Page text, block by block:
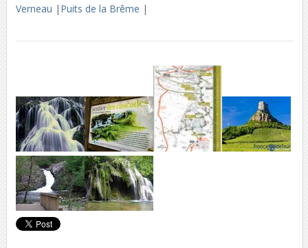
Verneau | Puits de la Brême |